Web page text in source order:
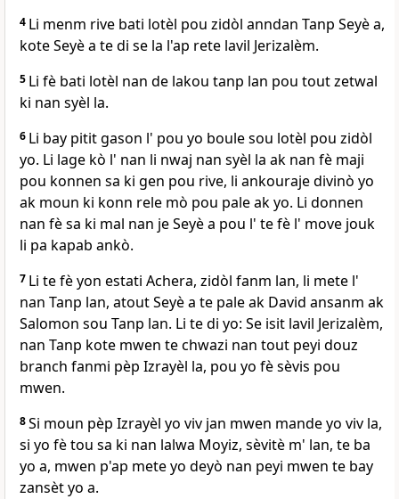
4 Li menm rive bati lotèl pou zidòl anndan Tanp Seyè a,
kote Seyè a te di se la l'ap rete lavil Jerizalèm.
5 Li fè bati lotèl nan de lakou tanp lan pou tout zetwal
ki nan syèl la.
6 Li bay pitit gason l' pou yo boule sou lotèl pou zidòl
yo. Li lage kò l' nan li nwaj nan syèl la ak nan fè maji
pou konnen sa ki gen pou rive, li ankouraje divinò yo
ak moun ki konn rele mò pou pale ak yo. Li donnen
nan fè sa ki mal nan je Seyè a pou l' te fè l' move jouk
li pa kapab ankò.
7 Li te fè yon estati Achera, zidòl fanm lan, li mete l'
nan Tanp lan, atout Seyè a te pale ak David ansanm ak
Salomon sou Tanp lan. Li te di yo: Se isit lavil Jerizalèm,
nan Tanp kote mwen te chwazi nan tout peyi douz
branch fanmi pèp Izrayèl la, pou yo fè sèvis pou
mwen.
8Si moun pèp Izrayèl yo viv jan mwen mande yo viv la,
si yo fè tou sa ki nan lalwa Moyiz, sèvitè m' lan, te ba
yo a, mwen p'ap mete yo deyò nan peyi mwen te bay
zansèt yo a.